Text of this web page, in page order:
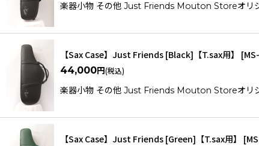
楽器小物 その他 Just Friends Mouton Storeオリ
【Sax Case】Just Friends [Black]【T.sax用】 [
44,000円(税込)
楽器小物 その他 Just Friends Mouton Storeオリ
【Sax Case】Just Friends [Green]【T.sax用】 [